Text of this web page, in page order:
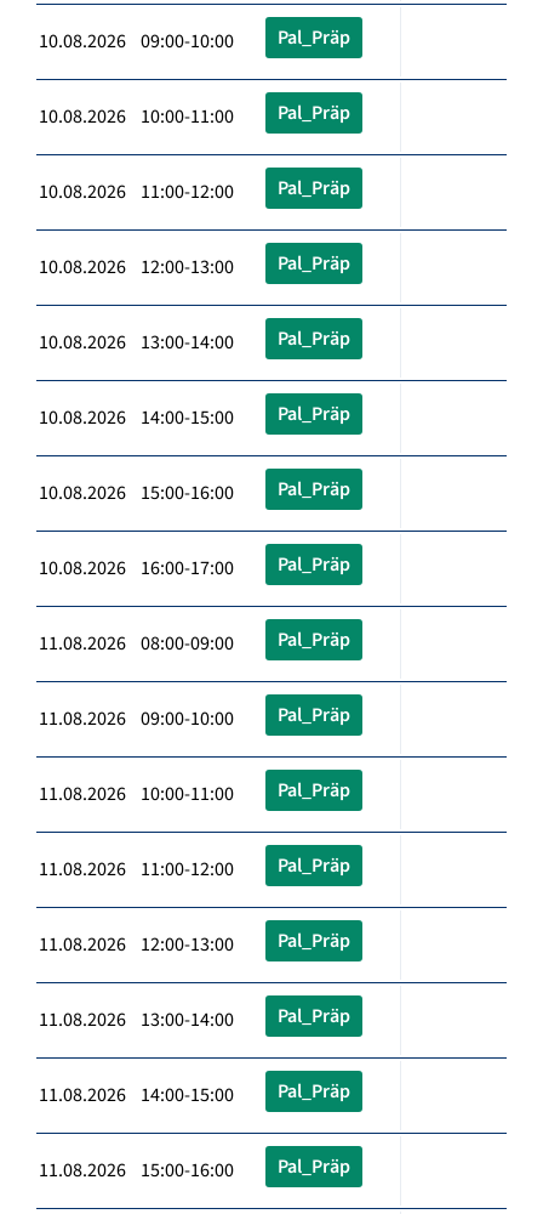
10.08.2026 09:00-10:00 Pal_Präp
10.08.2026 10:00-11:00 Pal_Präp
10.08.2026 11:00-12:00 Pal_Präp
10.08.2026 12:00-13:00 Pal_Präp
10.08.2026 13:00-14:00 Pal_Präp
10.08.2026 14:00-15:00 Pal_Präp
10.08.2026 15:00-16:00 Pal_Präp
10.08.2026 16:00-17:00 Pal_Präp
11.08.2026 08:00-09:00 Pal_Präp
11.08.2026 09:00-10:00 Pal_Präp
11.08.2026 10:00-11:00 Pal_Präp
11.08.2026 11:00-12:00 Pal_Präp
11.08.2026 12:00-13:00 Pal_Präp
11.08.2026 13:00-14:00 Pal_Präp
11.08.2026 14:00-15:00 Pal_Präp
11.08.2026 15:00-16:00 Pal_Präp